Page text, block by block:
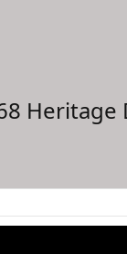
Heritage